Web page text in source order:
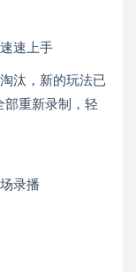
速上手
汰，新的玩法已
部重新录制，轻
录播